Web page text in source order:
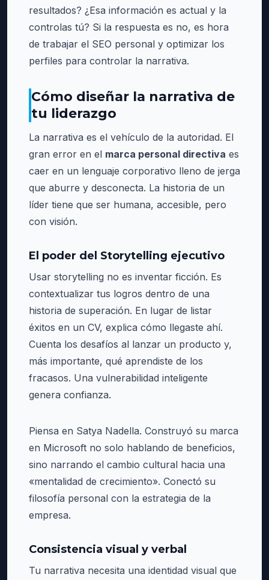
resultados? ¿Esa información es actual y la
controlas tú? Si la respuesta es no, es hora
de trabajar el SEO personal y optimizar los
perfiles para controlar la narrativa.
Cómo diseñar la narrativa de
tu liderazgo
La narrativa es el vehículo de la autoridad. El
gran error en el marca personal directiva es
caer en un lenguaje corporativo lleno de jerga
que aburre y desconecta. La historia de un
líder tiene que ser humana, accesible, pero
con visión.
El poder del Storytelling ejecutivo
Usar storytelling no es inventar ficción. Es
contextualizar tus logros dentro de una
historia de superación. En lugar de listar
éxitos en un CV, explica cómo llegaste ahí.
Cuenta los desafíos al lanzar un producto y,
más importante, qué aprendiste de los
fracasos. Una vulnerabilidad inteligente
genera confianza.
Piensa en Satya Nadella. Construyó su marca
en Microsoft no solo hablando de beneficios,
sino narrando el cambio cultural hacia una
«mentalidad de crecimiento». Conectó su
filosofía personal con la estrategia de la
empresa.
Consistencia visual y verbal
Tu narrativa necesita una identidad visual que